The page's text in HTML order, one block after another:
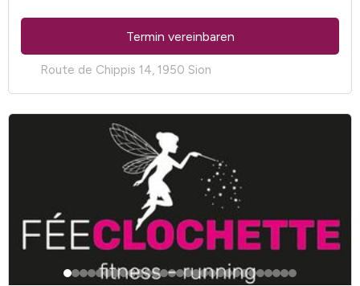
Route de Chippis 14, 1950 Sion
Termin vereinbaren